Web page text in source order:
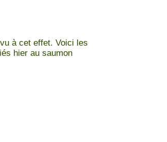
à cet effet. Voici les
hier au saumon